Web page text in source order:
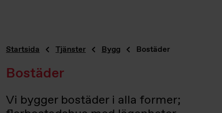
Startsida Tjänster Bygg Bostäder
Bostäder
Vi bygger bostäder i alla former;